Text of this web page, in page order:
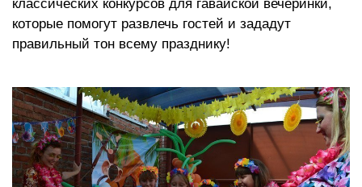
классических конкурсов для гавайской вечеринки,
которые помогут развлечь гостей и зададут
правильный тон всему празднику!